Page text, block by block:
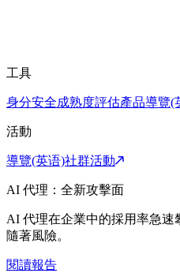
工具
身分安全成熟度評估產品導覽(
活動
導覽(英语)社群活動
AI 代理：全新攻擊面
AI 代理在企業中的採用率急
隨著風險。
閱讀報告